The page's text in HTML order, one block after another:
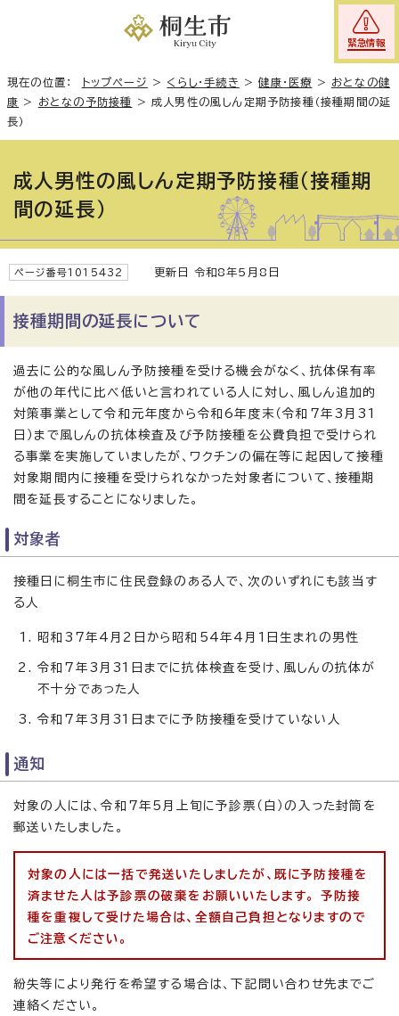
緊急情報
現在の位置： トップページ > くらし・手続き >健康・医療 > おとなの健
康 > おとなの予防接種 > 成人男性の風しん定期予防接種（接種期間の延
長）
成人男性の風しん定期予防接種（接種期
間の延長）
ページ番号1015432 更新日 令和8年5月8日
接種期間の延長について
過去に公的な風しん予防接種を受ける機会がなく、抗体保有率
が他の年代に比べ低いと言われている人に対し、風しん追加的
対策事業として令和元年度から令和6年度末（令和7年3月31
日）まで風しんの抗体検査及び予防接種を公費負担で受けられ
る事業を実施していましたが、ワクチンの偏在等に起因して接種
対象期間内に接種を受けられなかった対象者について、接種期
間を延長することになりました。
対象者
接種日に桐生市に住民登録のある人で、次のいずれにも該当す
る人
昭和37年4月2日から昭和54年4月1日生まれの男性
令和7年3月31日までに抗体検査を受け、風しんの抗体が
不十分であった人
令和7年3月31日までに予防接種を受けていない人
通知
対象の人には、令和7年5月上旬に予診票（白）の入った封筒を
郵送いたしました。
対象の人には一括で発送いたしましたが、既に予防接種を
済ませた人は予診票の破棄をお願いいたします。 予防接
種を重複して受けた場合は、全額自己負担となりますので
ご注意ください。
紛失等により発行を希望する場合は、下記問い合わせ先までご
連絡ください。